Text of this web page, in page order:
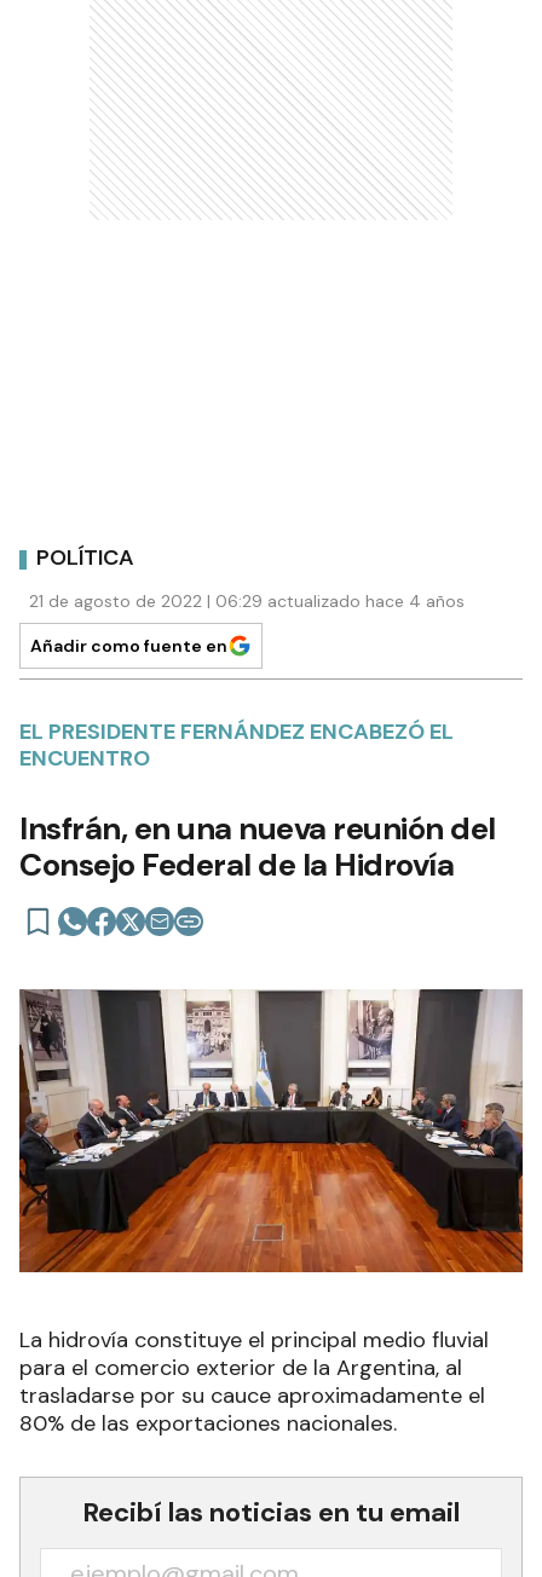
POLÍTICA
21 de agosto de 2022 | 06:29 actualizado hace 4 años
Añadir como fuente en
EL PRESIDENTE FERNÁNDEZ ENCABEZÓ EL
ENCUENTRO
Insfrán, en una nueva reunión del
Consejo Federal de la Hidrovía
La hidrovía constituye el principal medio fluvial
para el comercio exterior de la Argentina, al
trasladarse por su cauce aproximadamente el
80% de las exportaciones nacionales.
Recibí las noticias en tu email